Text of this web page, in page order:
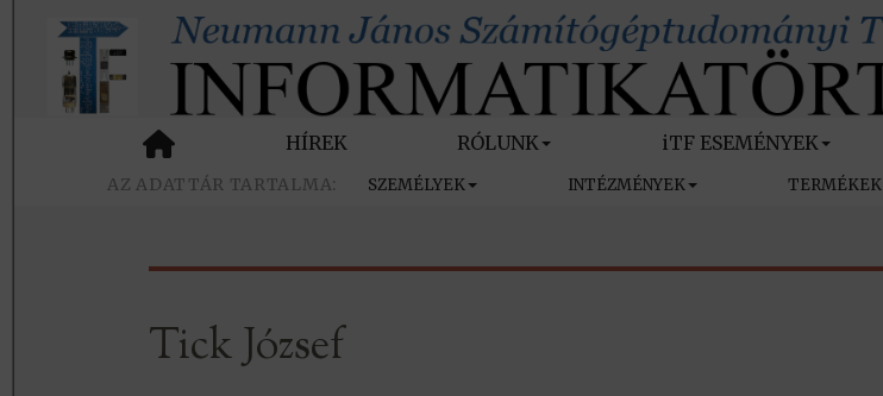
HÍREK RÓLUNK iTF ESEMÉNYEK
SZEMÉLYEK INTÉZMÉNYEK TERMÉKEK
Tick József